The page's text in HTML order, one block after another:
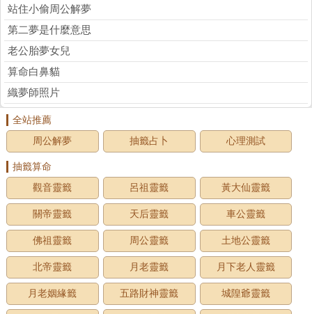
站住小偷周公解夢
第二夢是什麼意思
老公胎夢女兒
算命白鼻貓
織夢師照片
全站推薦
周公解夢
抽籤占卜 心理測試
抽籤算命
觀音靈籤
呂祖靈籤 黃大仙靈籤
關帝靈籤 天后靈籤 車公靈籤
佛祖靈籤 周公靈籤 土地公靈籤
北帝靈籤 月老靈籤 月下老人靈籤
月老姻緣籤 五路財神靈籤 城隍爺靈籤